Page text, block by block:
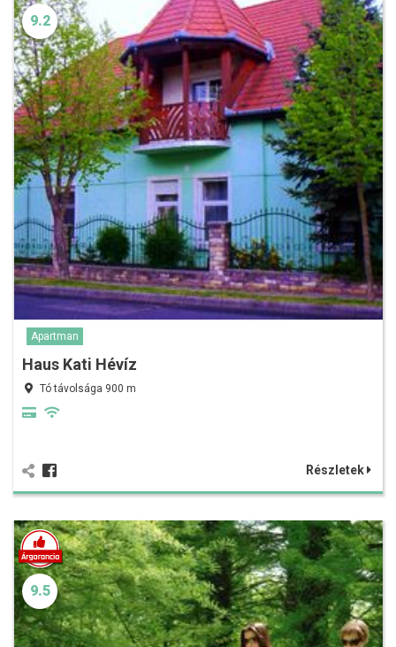
9.2
Apartman
Haus Kati Hévíz
Tó távolsága 900 m
Részletek
9.5